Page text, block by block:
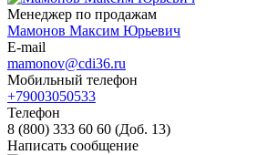
Менеджер по продажам
Мамонов Максим Юрьевич
E-mail
mamonov@cdi36.ru
Мобильный телефон
+79003050533
Телефон
8 (800) 333 60 60 (Доб. 13)
Написать сообщение